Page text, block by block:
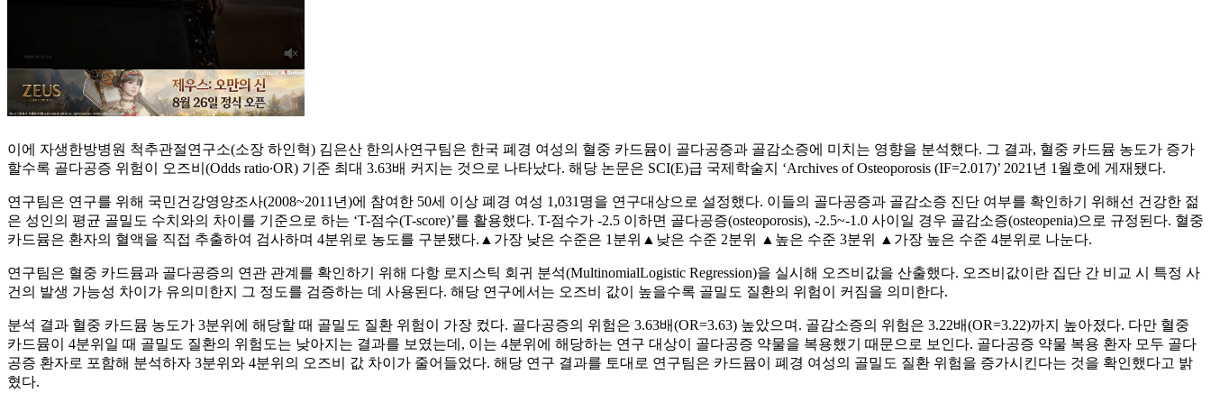
이에 자생한방병원 척추관절연구소(소장 하인혁) 김은산 한의사연구팀은 한국 폐경 여성의 혈중 카드뮴이 골다공증과 골감소증에 미치는 영향을 분석했다. 그 결과, 혈중 카드뮴 농도가 증가
할수록 골다공증 위험이 오즈비(Odds ratio∙OR) 기준 최대 3.63배 커지는 것으로 나타났다. 해당 논문은 SCI(E)급 국제학술지 ‘Archives of Osteoporosis (IF=2.017)’ 2021년 1월호에 게재됐다.
연구팀은 연구를 위해 국민건강영양조사(2008~2011년)에 참여한 50세 이상 폐경 여성 1,031명을 연구대상으로 설정했다. 이들의 골다공증과 골감소증 진단 여부를 확인하기 위해선 건강한 젊
은 성인의 평균 골밀도 수치와의 차이를 기준으로 하는 ‘T-점수(T-score)’를 활용했다. T-점수가 -2.5 이하면 골다공증(osteoporosis), -2.5~-1.0 사이일 경우 골감소증(osteopenia)으로 규정된다. 혈중
카드뮴은 환자의 혈액을 직접 추출하여 검사하며 4분위로 농도를 구분됐다.▲가장 낮은 수준은 1분위▲낮은 수준 2분위 ▲높은 수준 3분위 ▲가장 높은 수준 4분위로 나눈다.
연구팀은 혈중 카드뮴과 골다공증의 연관 관계를 확인하기 위해 다항 로지스틱 회귀 분석(MultinomialLogistic Regression)을 실시해 오즈비값을 산출했다. 오즈비값이란 집단 간 비교 시 특정 사
건의 발생 가능성 차이가 유의미한지 그 정도를 검증하는 데 사용된다. 해당 연구에서는 오즈비 값이 높을수록 골밀도 질환의 위험이 커짐을 의미한다.
분석 결과 혈중 카드뮴 농도가 3분위에 해당할 때 골밀도 질환 위험이 가장 컸다. 골다공증의 위험은 3.63배(OR=3.63) 높았으며. 골감소증의 위험은 3.22배(OR=3.22)까지 높아졌다. 다만 혈중
카드뮴이 4분위일 때 골밀도 질환의 위험도는 낮아지는 결과를 보였는데, 이는 4분위에 해당하는 연구 대상이 골다공증 약물을 복용했기 때문으로 보인다. 골다공증 약물 복용 환자 모두 골다
공증 환자로 포함해 분석하자 3분위와 4분위의 오즈비 값 차이가 줄어들었다. 해당 연구 결과를 토대로 연구팀은 카드뮴이 폐경 여성의 골밀도 질환 위험을 증가시킨다는 것을 확인했다고 밝
혔다.